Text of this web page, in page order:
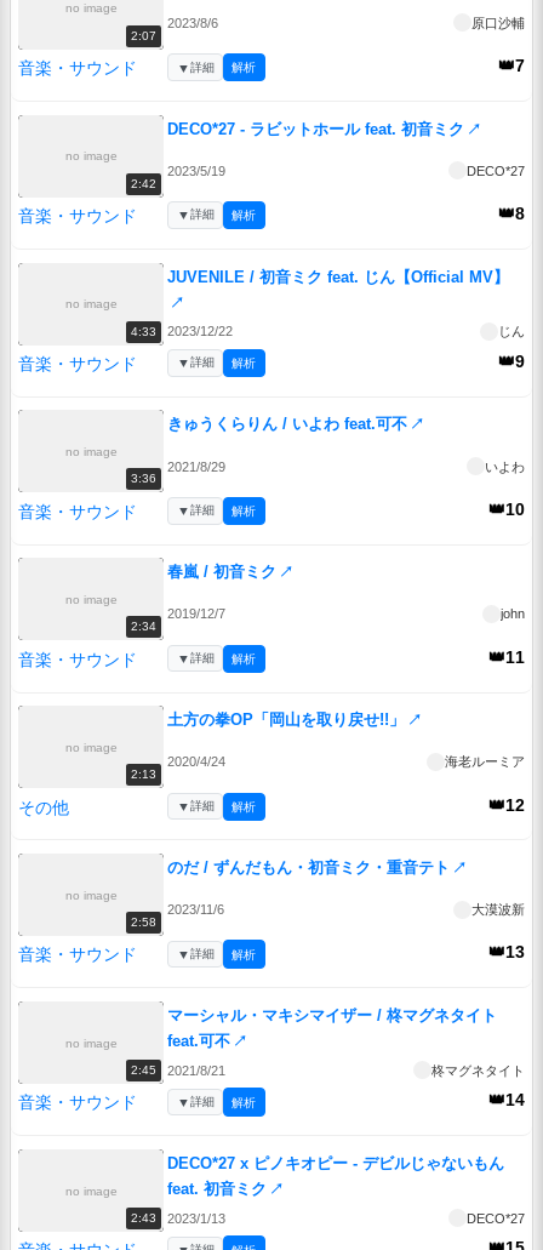
no image
2:07
2023/8/6 原口沙輔
音楽・サウンド 👑7
▼詳細 解析
no image
2:42
DECO*27 - ラビットホール feat. 初音ミク ↗
2023/5/19 DECO*27
音楽・サウンド 👑8
▼詳細 解析
no image
4:33
JUVENILE / 初音ミク feat. じん【Official MV】
↗
2023/12/22 じん
音楽・サウンド 👑9
▼詳細 解析
no image
3:36
きゅうくらりん / いよわ feat.可不 ↗
2021/8/29 いよわ
音楽・サウンド 👑10
▼詳細 解析
no image
2:34
春嵐 / 初音ミク ↗
2019/12/7 john
音楽・サウンド 👑11
▼詳細 解析
no image
2:13
土方の拳OP「岡山を取り戻せ!!」 ↗
2020/4/24 海老ルーミア
その他 👑12
▼詳細 解析
no image
2:58
のだ / ずんだもん・初音ミク・重音テト ↗
2023/11/6 大漠波新
音楽・サウンド 👑13
▼詳細 解析
no image
2:45
マーシャル・マキシマイザー / 柊マグネタイト
feat.可不 ↗
2021/8/21 柊マグネタイト
音楽・サウンド 👑14
▼詳細 解析
no image
2:43
DECO*27 x ピノキオピー - デビルじゃないもん
feat. 初音ミク ↗
2023/1/13 DECO*27